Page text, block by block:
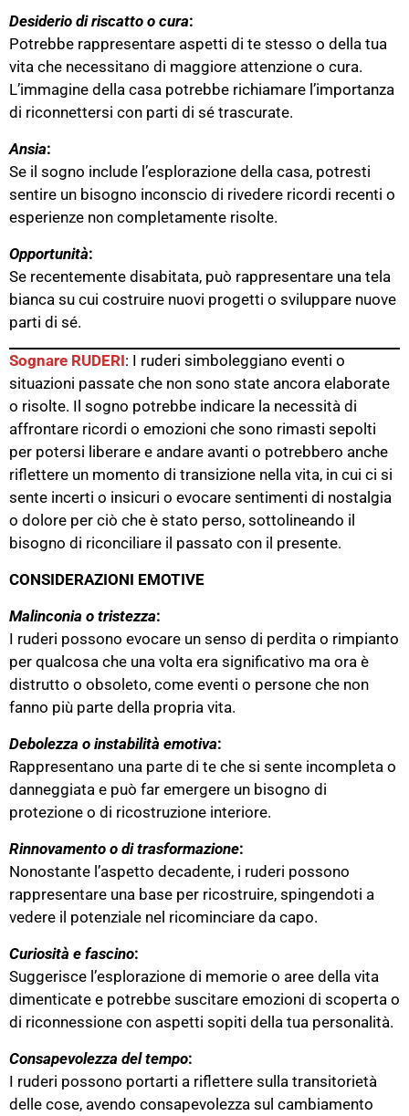
Desiderio di riscatto o cura:
Potrebbe rappresentare aspetti di te stesso o della tua
vita che necessitano di maggiore attenzione o cura.
L’immagine della casa potrebbe richiamare l’importanza
di riconnettersi con parti di sé trascurate.
Ansia:
Se il sogno include l’esplorazione della casa, potresti
sentire un bisogno inconscio di rivedere ricordi recenti o
esperienze non completamente risolte.
Opportunità:
Se recentemente disabitata, può rappresentare una tela
bianca su cui costruire nuovi progetti o sviluppare nuove
parti di sé.
Sognare RUDERI: I ruderi simboleggiano eventi o
situazioni passate che non sono state ancora elaborate
o risolte. Il sogno potrebbe indicare la necessità di
affrontare ricordi o emozioni che sono rimasti sepolti
per potersi liberare e andare avanti o potrebbero anche
riflettere un momento di transizione nella vita, in cui ci si
sente incerti o insicuri o evocare sentimenti di nostalgia
o dolore per ciò che è stato perso, sottolineando il
bisogno di riconciliare il passato con il presente​.
CONSIDERAZIONI EMOTIVE
Malinconia o tristezza:
I ruderi possono evocare un senso di perdita o rimpianto
per qualcosa che una volta era significativo ma ora è
distrutto o obsoleto, come eventi o persone che non
fanno più parte della propria vita​.
Debolezza o instabilità emotiva:
Rappresentano una parte di te che si sente incompleta o
danneggiata e può far emergere un bisogno di
protezione o di ricostruzione interiore​.
Rinnovamento o di trasformazione:
Nonostante l’aspetto decadente, i ruderi possono
rappresentare una base per ricostruire, spingendoti a
vedere il potenziale nel ricominciare da capo​.
Curiosità e fascino:
Suggerisce l’esplorazione di memorie o aree della vita
dimenticate e potrebbe suscitare emozioni di scoperta o
di riconnessione con aspetti sopiti della tua personalità​.
Consapevolezza del tempo:
I ruderi possono portarti a riflettere sulla transitorietà
delle cose, avendo consapevolezza sul cambiamento